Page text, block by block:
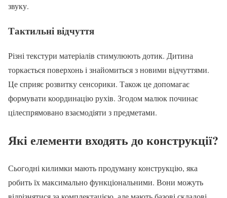
звуку.
Тактильні відчуття
Різні текстури матеріалів стимулюють дотик. Дитина
торкається поверхонь і знайомиться з новими відчуттями.
Це сприяє розвитку сенсорики. Також це допомагає
формувати координацію рухів. Згодом малюк починає
цілеспрямовано взаємодіяти з предметами.
Які елементи входять до конструкції?
Сьогодні килимки мають продуману конструкцію, яка
робить їх максимально функціональними. Вони можуть